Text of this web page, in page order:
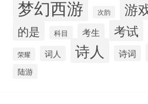
梦幻西游 次韵 游
的是 科目 考生 考试
荣耀 词人 诗人 诗词
陆游